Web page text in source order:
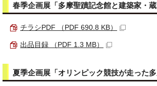
春季企画展「多摩聖蹟記念館と建築家・蔵
チラシPDF （PDF 690.8 KB）
出品目録 （PDF 1.3 MB）
夏季企画展「オリンピック競技が走った多